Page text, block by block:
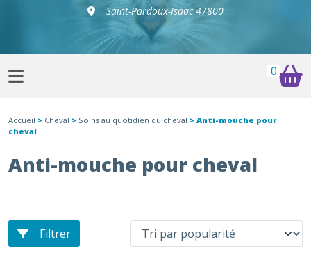
Saint-Pardoux-Isaac 47800
0
Accueil > Cheval > Soins au quotidien du cheval > Anti-mouche pour
cheval
Anti-mouche pour cheval
Filtrer